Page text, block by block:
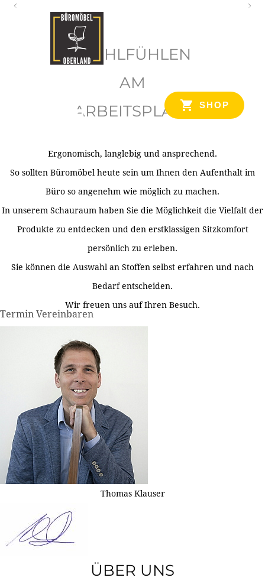
SHOP
WOHLFÜHLEN
AM
ARBEITSPLATZ
Ergonomisch, langlebig und ansprechend.
So sollten Büromöbel heute sein um Ihnen den Aufenthalt im
Büro so angenehm wie möglich zu machen.
In unserem Schauraum haben Sie die Möglichkeit die Vielfalt der
Produkte zu entdecken und den erstklassigen Sitzkomfort
persönlich zu erleben.
Sie können die Auswahl an Stoffen selbst erfahren und nach
Bedarf entscheiden.
Wir freuen uns auf Ihren Besuch.
Termin Vereinbaren
Thomas Klauser
ÜBER UNS